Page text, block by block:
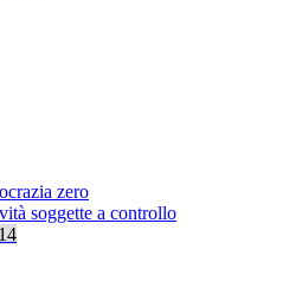
zero
soggette a controllo
14